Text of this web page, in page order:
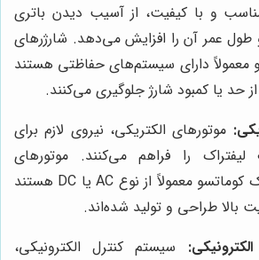
و با کیفیت، از آسیب دیدن باتری
طول عمر آن را افزایش می‌دهد. شارژرهای
معمولاً دارای سیستم‌های حفاظتی هستند
حد یا کمبود شارژ جلوگیری می‌کنند.
موتورهای الکتریکی، نیروی لازم برای
را فراهم می‌کنند. موتورهای
الکتریکی لیفتراک کوماتسو معمولاً از نوع AC یا DC هستند
بالا طراحی و تولید شده‌اند.
سیستم کنترل الکترونیکی،